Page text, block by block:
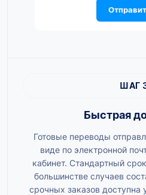
ШАГ
Быстрая
Готовые переводы
виде по электронной
кабинет. Стандартный
большинстве случаев
срочных заказов доступна